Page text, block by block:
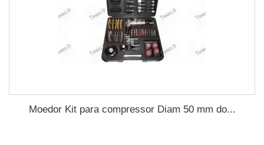
Moedor Kit para compressor Diam 50 mm do...